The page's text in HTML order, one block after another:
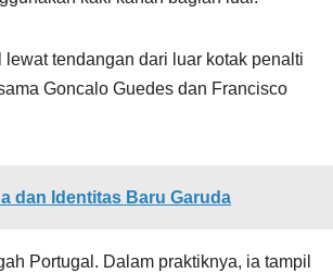
tendangan dari luar kotak penalti
Goncalo Guedes dan Francisco
dan Identitas Baru Garuda
Portugal. Dalam praktiknya, ia tampil